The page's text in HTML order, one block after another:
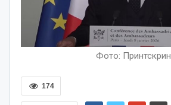
Фото: Принтскрин
174